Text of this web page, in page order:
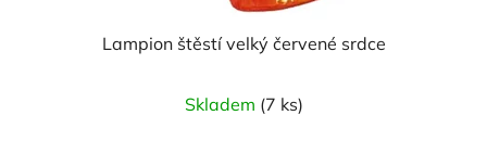
Lampion štěstí velký červené srdce
Skladem (7 ks)